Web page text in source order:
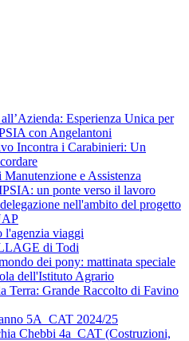
Esperienza Unica per
con Angelantoni
Incontra i Carabinieri: Un
e Assistenza
un ponte verso il lavoro
nell'ambito del progetto
l'agenzia viaggi
di Todi
dei pony: mattinata speciale
dell'Istituto Agrario
Terra: Grande Raccolto di Favino
5A_CAT 2024/25
Chebbi 4a_CAT (Costruzioni,